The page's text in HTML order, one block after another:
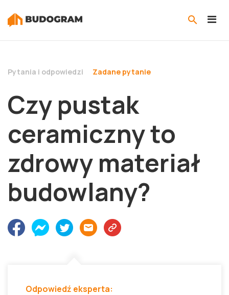
Pytania i odpowiedzi Zadane pytanie
Czy pustak
ceramiczny to
zdrowy materiał
budowlany?
Odpowiedź eksperta: